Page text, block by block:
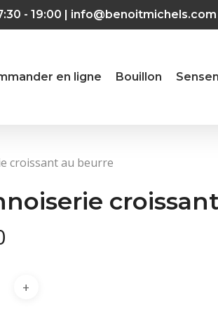
- 19:00 | info@benoitmichels.com
en ligne Bouillon
croissant au beurre